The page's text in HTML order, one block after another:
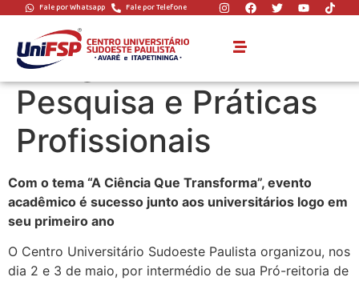
Fale por Whatsapp Fale por Telefone
UniFSP realiza I
Congresso de
Pesquisa e Práticas
Profissionais
Com o tema “A Ciência Que Transforma”, evento
acadêmico é sucesso junto aos universitários logo em
seu primeiro ano
O Centro Universitário Sudoeste Paulista organizou, nos
dia 2 e 3 de maio, por intermédio de sua Pró-reitoria de